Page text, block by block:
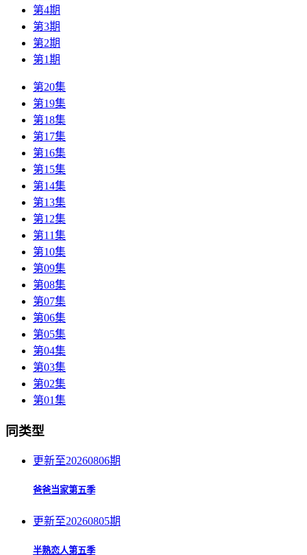
第4期
第3期
第2期
第1期
第20集
第19集
第18集
第17集
第16集
第15集
第14集
第13集
第12集
第11集
第10集
第09集
第08集
第07集
第06集
第05集
第04集
第03集
第02集
第01集
同类型
更新至20260806期
爸爸当家第五季
更新至20260805期
半熟恋人第五季